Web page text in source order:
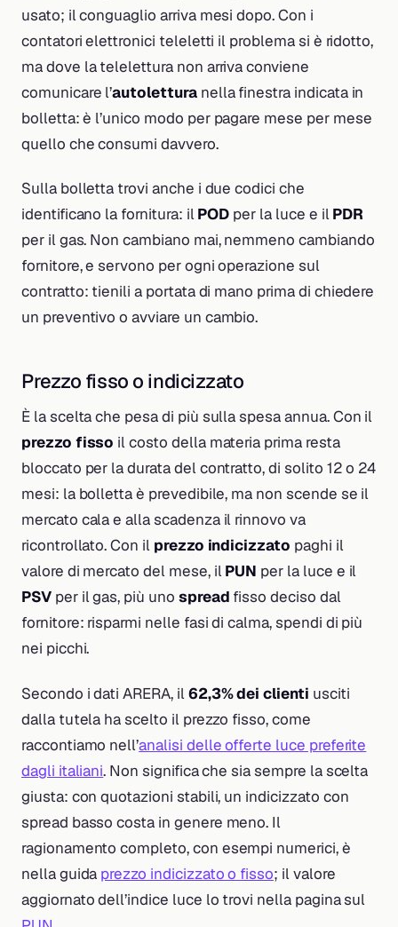
usato; il conguaglio arriva mesi dopo. Con i
contatori elettronici teleletti il problema si è ridotto,
ma dove la telelettura non arriva conviene
comunicare l’autoletturanella finestra indicata in
bolletta: è l’unico modo per pagare mese per mese
quello che consumi davvero.
Sulla bolletta trovi anche i due codici che
identificano la fornitura: ilPOD per la luce e ilPDR
per il gas. Non cambiano mai, nemmeno cambiando
fornitore, e servono per ogni operazione sul
contratto: tienili a portata di mano prima di chiedere
un preventivo o avviare un cambio.
Prezzo fisso o indicizzato
È la scelta che pesa di più sulla spesa annua. Con il
prezzo fisso il costo della materia prima resta
bloccato per la durata del contratto, di solito 12 o 24
mesi: la bolletta è prevedibile, ma non scende se il
mercato cala e alla scadenza il rinnovo va
ricontrollato. Con il prezzo indicizzato paghi il
valore di mercato del mese, ilPUN per la luce e il
PSVper il gas, più uno spread fisso deciso dal
fornitore: risparmi nelle fasi di calma, spendi di più
nei picchi.
Secondo i dati ARERA, il62,3% dei clienti usciti
dalla tutela ha scelto il prezzo fisso, come
raccontiamo nell’analisi delle offerte luce preferite
dagli italiani. Non significa che sia sempre la scelta
giusta: con quotazioni stabili, un indicizzato con
spread basso costa in genere meno. Il
ragionamento completo, con esempi numerici, è
nella guida prezzo indicizzato o fisso; il valore
aggiornato dell’indice luce lo trovi nella pagina sul